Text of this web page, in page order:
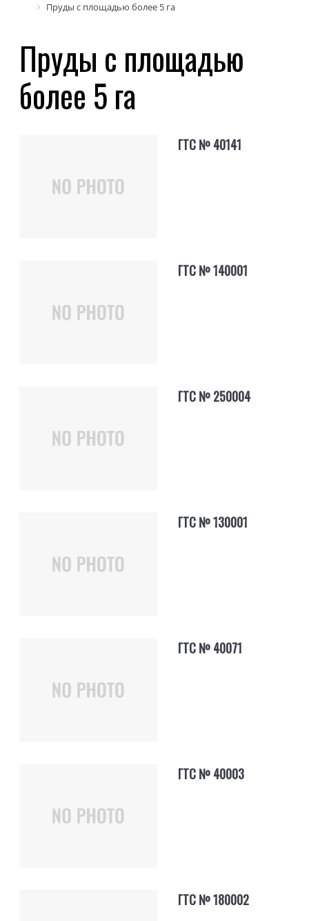
Пруды с площадью более 5 га
Пруды с площадью
более 5 га
ГТС № 40141
ГТС № 140001
ГТС № 250004
ГТС № 130001
ГТС № 40071
ГТС № 40003
ГТС № 180002